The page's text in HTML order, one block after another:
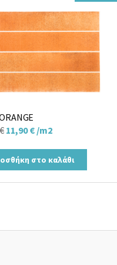
€ Original
was:
18,00 €.
11,90€Η
τιμή
είναι:
11,90 €.
/m2
στο καλάθι